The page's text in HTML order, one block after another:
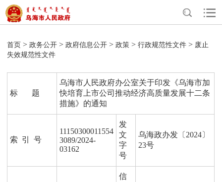
首页 >政务公开 >政府信息公开 >政策 >行政规范性文件 > 废止
失效规范性文件
标 题
乌海市人民政府办公室关于印发《乌海市加
快培育上市公司推动经济高质量发展十二条
措施》的通知
索 引 号
11150300011554
3089/2024-
03162
发
文
字
号
乌海政办发〔2024〕
23号
信